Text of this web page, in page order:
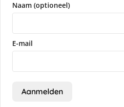
Naam (optioneel)
E-mail
Aanmelden